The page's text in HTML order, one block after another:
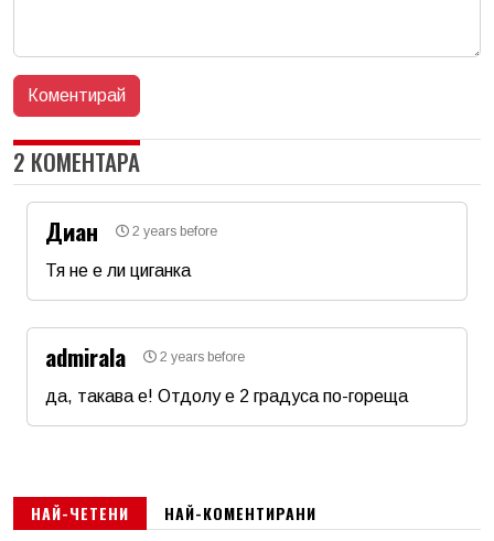
2 КОМЕНТАРА
Диан 2 years before
Тя не е ли циганка
Email
admirala 2 years before
да, такава е! Отдолу е 2 градуса по-гореща
Email
НАЙ-ЧЕТЕНИ НАЙ-КОМЕНТИРАНИ